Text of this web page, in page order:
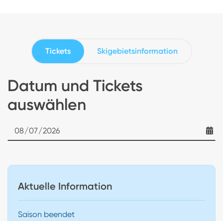
Datum und Tickets
auswählen
Date
Tickets Skigebietsinformation
Aktuelle Information
Saison beendet